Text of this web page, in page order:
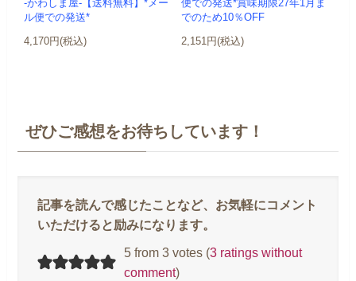
-かわしま屋-【送料無料】*メー
ル便での発送*
4,170円(税込)
便での発送*賞味期限27年1月ま
でのため10％OFF
2,151円(税込)
ぜひご感想をお待ちしています！
5 from 3 votes (3 ratings without
comment)